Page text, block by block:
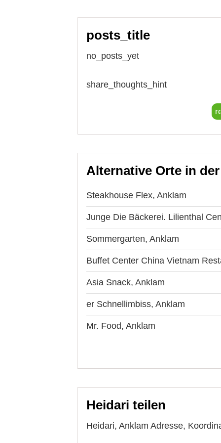
posts_title
no_posts_yet
share_thoughts_hint
Alternative Orte in
Steakhouse Flex, Anklam
Junge Die Bäckerei. Lilienthal
Sommergarten, Anklam
Buffet Center China Vietnam
Asia Snack, Anklam
er Schnellimbiss, Anklam
Mr. Food, Anklam
Heidari teilen
Heidari, Anklam Adresse,